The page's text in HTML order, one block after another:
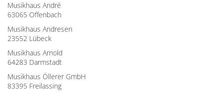
Musikhaus André
63065 Offenbach
Musikhaus Andresen
23552 Lübeck
Musikhaus Arnold
64283 Darmstadt
Musikhaus Öllerer GmbH
83395 Freilassing